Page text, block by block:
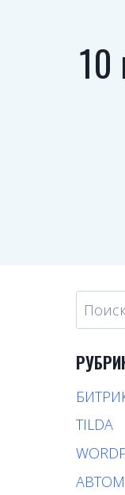
10
Найти:
TILDA